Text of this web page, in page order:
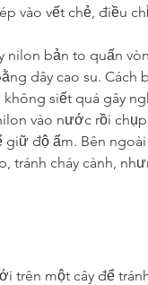
vào vết chẻ, điều
nilon bản to quấn
dây cao su. Cách
siết quá gây
vào nước rồi
độ ẩm. Bên
tránh cháy cành,
trên một cây để